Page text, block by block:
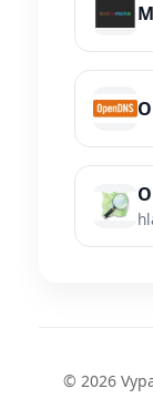
© 2026